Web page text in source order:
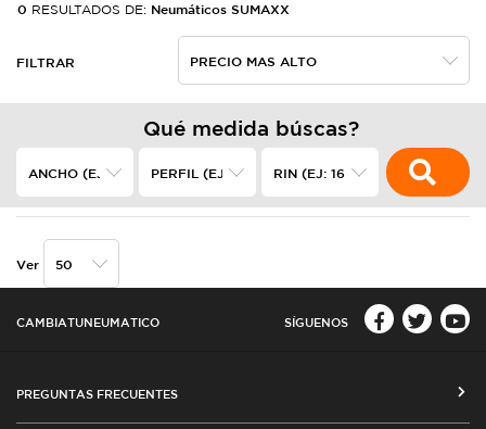
0 RESULTADOS DE: Neumáticos SUMAXX
FILTRAR
Qué medida búscas?
Ver
CAMBIATUNEUMATICO SÍGUENOS
PREGUNTAS FRECUENTES